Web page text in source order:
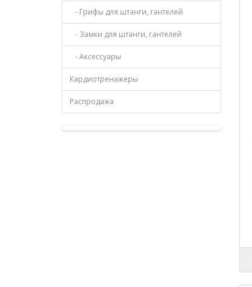
- Грифы для штанги, гантелей
- Замки для штанги, гантелей
- Аксессуары
Кардиотренажеры
Распродажа